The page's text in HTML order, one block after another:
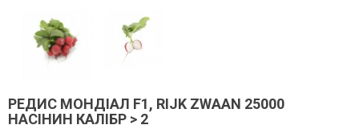
РЕДИС МОНДІАЛ F1, RIJK ZWAAN 25000
НАСІНИН КАЛІБР > 2